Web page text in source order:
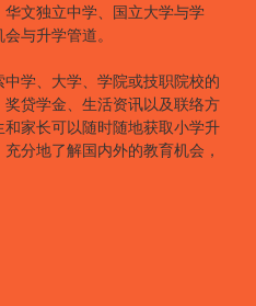
文独立中学、国立大学与学
与升学管道。
学、大学、学院或技职院校的
贷学金、生活资讯以及联络方
家长可以随时随地获取小学升
分地了解国内外的教育机会，